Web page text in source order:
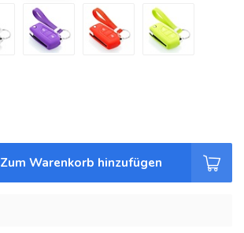
Zum Warenkorb hinzufügen